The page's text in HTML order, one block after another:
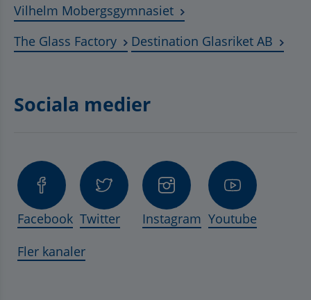
Vilhelm MobergsgymnasietLänk till annan
The Glass FactoryLänk till annan webbplats,
Destination Glasriket AB
Sociala medier
Facebook Twitter Instagram Youtube
Fler kanaler